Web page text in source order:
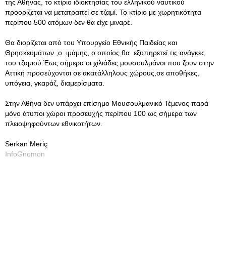
της Αθήνας, το κτίριο ιδιοκτησίας του ελληνικού ναυτικού
προορίζεται να μετατραπεί σε τζαμί. Το κτίριο με χωρητικότητα
περίπου 500 ατόμων δεν θα είχε μιναρέ.
Θα διορίζεται από του Υπουργείο Εθνικής Παιδείας και
Θρησκευμάτων ,ο ιμάμης, ο οποίος θα εξυπηρετεί τις ανάγκες
του τζαμιού.Έως σήμερα οι χιλιάδες μουσουλμάνοι που ζουν στην
Αττική προσεύχονται σε ακατάλληλους χώρους,σε αποθήκες,
υπόγεια, γκαράζ, διαμερίσματα.
Στην Αθήνα δεν υπάρχει επίσημο Μουσουλμανικό Τέμενος παρά
μόνο άτυποι χώροι προσευχής περίπου 100 ως σήμερα των
πλειοψηφούντων εθνικοτήτων.
Serkan Meriç
InfoGnomon